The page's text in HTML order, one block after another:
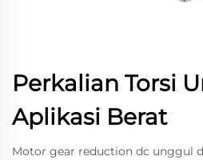
Perkalian Torsi
Aplikasi Berat
Motor gear reduction dc unggul